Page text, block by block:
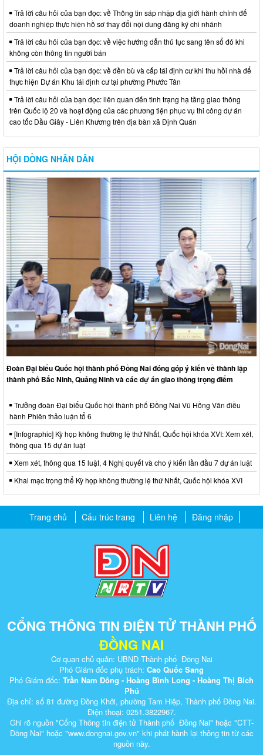
Trả lời câu hỏi của bạn đọc: về Thông tin sáp nhập địa giới hành chính để
doanh nghiệp thực hiện hồ sơ thay đổi nội dung đăng ký chi nhánh
Trả lời câu hỏi của bạn đọc: về việc hướng dẫn thủ tục sang tên sổ đỏ khi
không còn thông tin người bán
Trả lời câu hỏi của bạn đọc: về đền bù và cấp tái định cư khi thu hồi nhà để
thực hiện Dự án Khu tái định cư tại phường Phước Tân
Trả lời câu hỏi của bạn đọc: liên quan đến tình trạng hạ tầng giao thông
trên Quốc lộ 20 và hoạt động của các phương tiện phục vụ thi công dự án
cao tốc Dầu Giây - Liên Khương trên địa bàn xã Định Quán
HỘI ĐỒNG NHÂN DÂN
Đoàn Đại biểu Quốc hội thành phố Đồng Nai đóng góp ý kiến về thành lập
thành phố Bắc Ninh, Quảng Ninh và các dự án giao thông trọng điểm
Trưởng đoàn Đại biểu Quốc hội thành phố Đồng Nai Vũ Hồng Văn điều
hành Phiên thảo luận tổ 6
[Infographic] Kỳ họp không thường lệ thứ Nhất, Quốc hội khóa XVI: Xem xét,
thông qua 15 dự án luật
Xem xét, thông qua 15 luật, 4 Nghị quyết và cho ý kiến lần đầu 7 dự án luật
Khai mạc trọng thể Kỳ họp không thường lệ thứ Nhất, Quốc hội khóa XVI
Trang chủ Cấu trúc trang Liên hệ Đăng nhập
CỔNG THÔNG TIN ĐIỆN TỬ THÀNH PHỐ
ĐỒNG NAI
Cơ quan chủ quản: UBND Thành phố Đồng Nai
Phó Giám đốc phụ trách: Cao Quốc Sang
Phó Giám đốc: Trần Nam Đông - Hoàng Bình Long - Hoàng Thị Bích
Phú
Địa chỉ: số 81 đường Đồng Khởi, phường Tam Hiệp, Thành phố Đồng Nai.
Điện thoại: 0251.3822967.
Ghi rõ nguồn "Cổng Thông tin điện tử Thành phố Đồng Nai" hoặc "CTT-
Đồng Nai" hoặc "www.dongnai.g​ov.vn" khi ​phát hành lại thông tin từ các
nguồn này.​